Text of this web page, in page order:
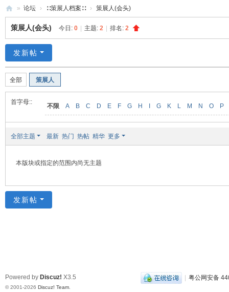
71
0
装
美
食
网
» 论坛 › ∷策展人档案∷ › 策展人(会头)
策展人(会头) 今日: 0 | 主题: 2 | 排名: 2
发新帖
全部 策展人
首字母::
不限 A B C D E F G H I G K L M N O P
全部主题 最新 热门 热帖 精华 更多
本版块或指定的范围内尚无主题
发新帖
| 粤公网安备
Powered by Discuz! X3.5
© 2001-2026 Discuz! Team